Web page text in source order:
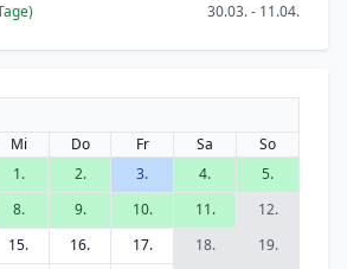
30.03. - 11.04.
Mi Do Fr Sa
So
1.
2. 3. 4.
5.
8. 9. 10. 11.
12.
15. 16. 17. 18.
19.